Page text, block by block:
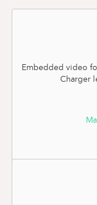
Embedded video
Charger